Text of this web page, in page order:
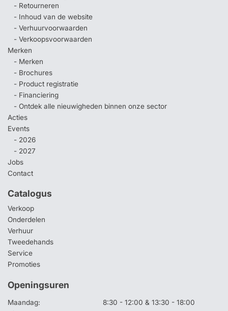
- Retourneren
- Inhoud van de website
- Verhuurvoorwaarden
- Verkoopsvoorwaarden
Merken
- Merken
- Brochures
- Product registratie
- Financiering
- Ontdek alle nieuwigheden binnen onze sector
Acties
Events
- 2026
- 2027
Jobs
Contact
Catalogus
Verkoop
Onderdelen
Verhuur
Tweedehands
Service
Promoties
Openingsuren
Maandag:
8:30 - 12:00 & 13:30 - 18:00